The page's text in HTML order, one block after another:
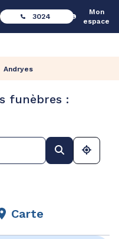
3024
Mon
espace
Andryes
funèbres :
Carte